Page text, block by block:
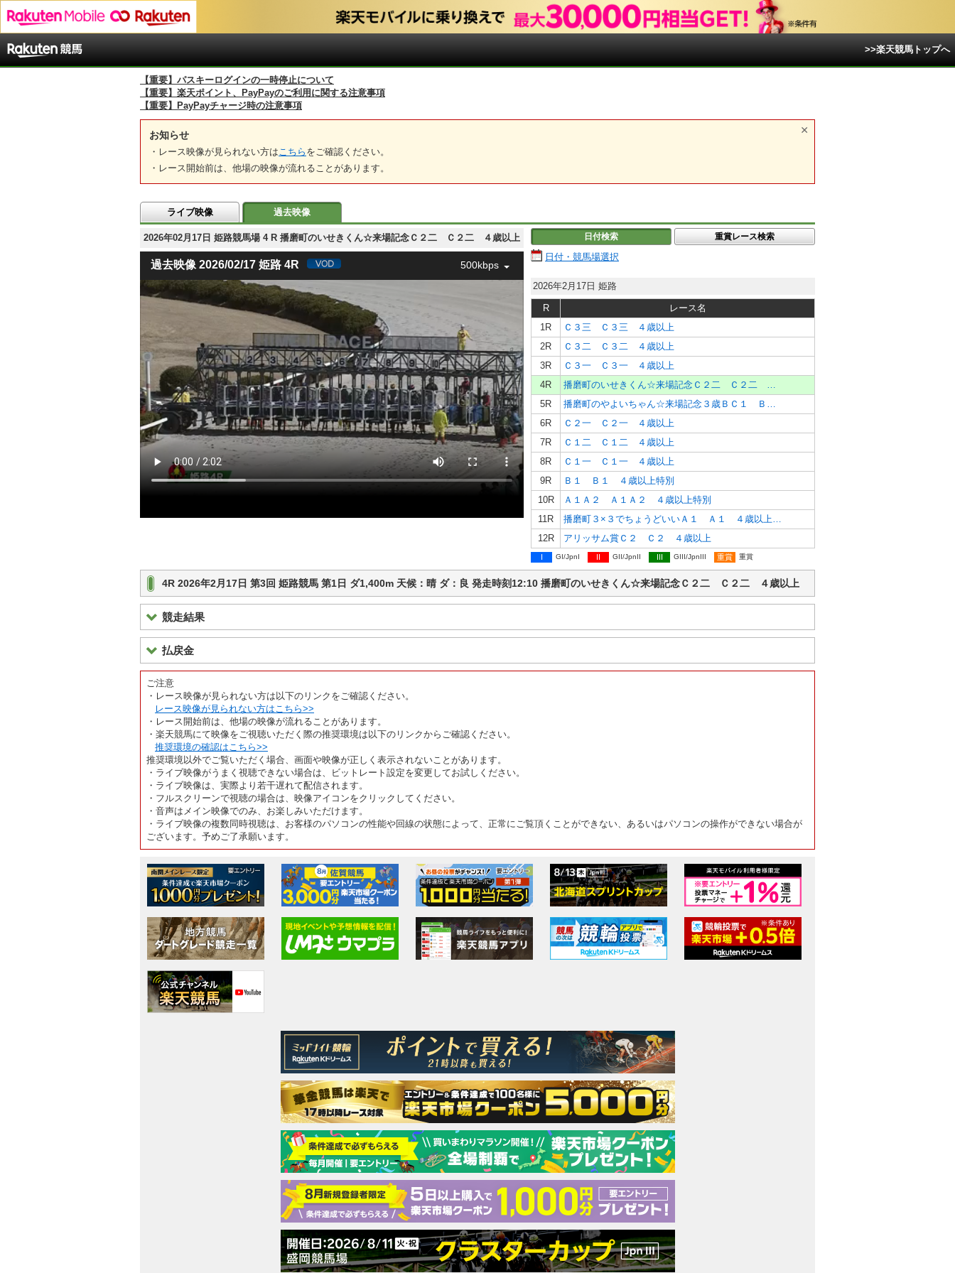
>>楽天競馬トップへ
【重要】パスキーログインの一時停止について
【重要】楽天ポイント、PayPayのご利用に関する注意事項
【重要】PayPayチャージ時の注意事項
お知らせ
・レース映像が見られない方は こちら をご確認ください。
・レース開始前は、他場の映像が流れることがあります。
ライブ映像 過去映像
2026年02月17日 姫路競馬場 4 R 播磨町のいせきくん☆来場記念Ｃ２二 Ｃ２二 ４歳以上
過去映像 2026/02/17 姫路 4R 500kbps
日付検索 重賞レース検索
日付・競馬場選択
2026年2月17日 姫路
R
レース名
1R
Ｃ３三 Ｃ３三 ４歳以上
2R
Ｃ３二 Ｃ３二 ４歳以上
3R
Ｃ３一 Ｃ３一 ４歳以上
4R
5R
6R
Ｃ２一 Ｃ２一 ４歳以上
7R
Ｃ１二 Ｃ１二 ４歳以上
8R
Ｃ１一 Ｃ１一 ４歳以上
9R
Ｂ１ Ｂ１ ４歳以上特別
10R
Ａ１Ａ２ Ａ１Ａ２ ４歳以上特別
11R
12R
アリッサム賞Ｃ２ Ｃ２ ４歳以上
I GI/JpnI II GII/JpnII III GIII/JpnIII 重賞 重賞
4R 2026年2月17日 第3回 姫路競馬 第1日 ダ1,400m 天候：晴 ダ：良 発走時刻12:10 播磨町のいせきくん☆来場記念Ｃ２二 Ｃ２二 ４歳以上
競走結果
払戻金
ご注意
・レース映像が見られない方は以下のリンクをご確認ください。
レース映像が見られない方はこちら>>
・レース開始前は、他場の映像が流れることがあります。
・楽天競馬にて映像をご視聴いただく際の推奨環境は以下のリンクからご確認ください。
推奨環境の確認はこちら>>
推奨環境以外でご覧いただく場合、画面や映像が正しく表示されないことがあります。
・ライブ映像がうまく視聴できない場合は、ビットレート設定を変更してお試しください。
・ライブ映像は、実際より若干遅れて配信されます。
・フルスクリーンで視聴の場合は、映像アイコンをクリックしてください。
・音声はメイン映像でのみ、お楽しみいただけます。
・ライブ映像の複数同時視聴は、お客様のパソコンの性能や回線の状態によって、正常にご覧頂くことができない、あるいはパソコンの操作ができない場合が
ございます。予めご了承願います。